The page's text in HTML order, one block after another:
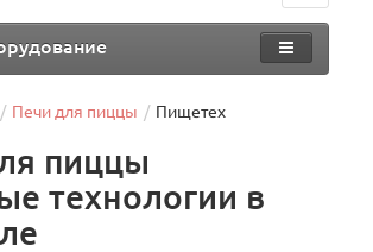
Печи для пиццы Пищетех
пиццы
технологии в